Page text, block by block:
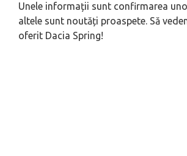
Unele informații sunt confirmarea
altele sunt noutăți proaspete. Să
oferit Dacia Spring!